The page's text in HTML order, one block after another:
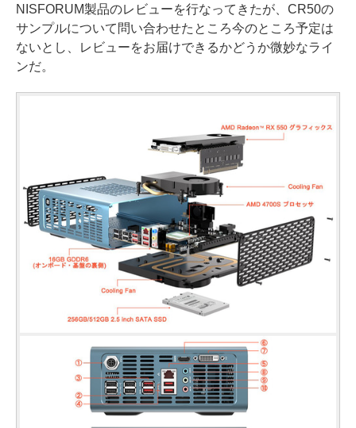
NISFORUM製品のレビューを行なってきたが、CR50の
サンプルについて問い合わせたところ今のところ予定は
ないとし、レビューをお届けできるかどうか微妙なライ
ンだ。